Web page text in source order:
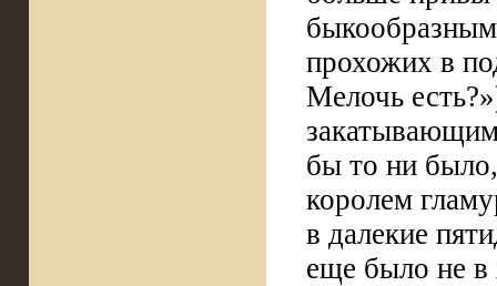
прохожих в
Мелочь
бы то ни
королем
в далекие
еще было не в